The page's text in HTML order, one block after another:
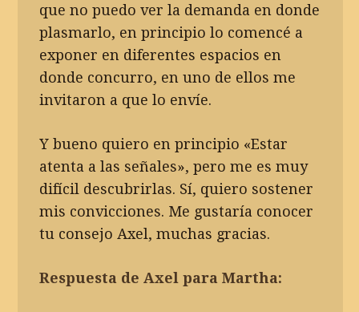
que no puedo ver la demanda en donde
plasmarlo, en principio lo comencé a
exponer en diferentes espacios en
donde concurro, en uno de ellos me
invitaron a que lo envíe.
Y bueno quiero en principio «Estar
atenta a las señales», pero me es muy
difícil descubrirlas. Sí, quiero sostener
mis convicciones. Me gustaría conocer
tu consejo Axel, muchas gracias.
Respuesta de Axel para Martha: